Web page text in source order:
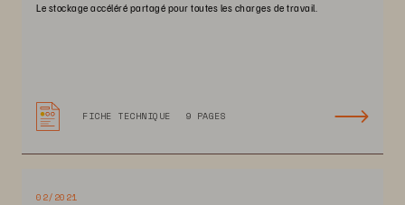
Le stockage accéléré partagé pour toutes les charges de travail.
FICHE TECHNIQUE 9 PAGES
02/2021